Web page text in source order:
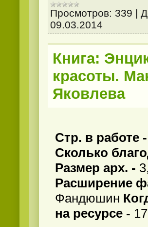
Просмотров: 339 |
09.03.2014
Книга:
красоты.
Яковлева
Стр. в работе -
Сколько
Размер арх. -
Расширение
Фандюшин
на ресурсе -